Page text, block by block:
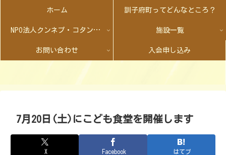
ホーム 訓子府町ってどんなところ？
NPO法人クンネプ・コタンとは 施設一覧
お問い合わせ 入会申し込み
7月20日(土)にこども食堂を開催します
X Facebook はてブ